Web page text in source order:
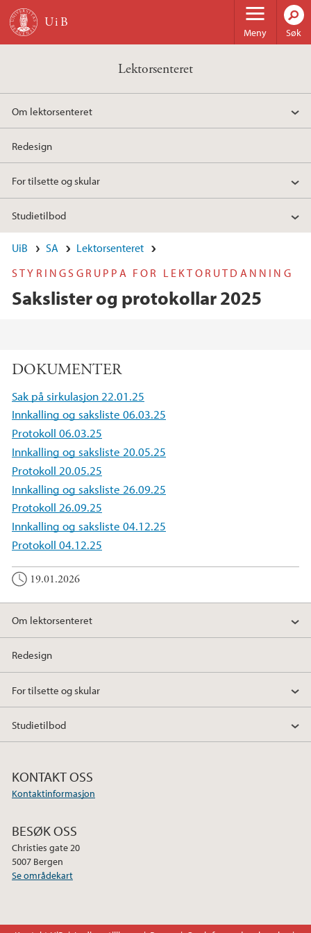
Hopp til hovedinnhold
Meny Søk
Lektorsenteret
Om lektorsenteret
Redesign
For tilsette og skular
Studietilbod
UiB SA
Lektorsenteret
STYRINGSGRUPPA FOR LEKTORUTDANNING
Sakslister og protokollar 2025
DOKUMENTER
Sak på sirkulasjon 22.01.25
Innkalling og saksliste 06.03.25
Protokoll 06.03.25
Innkalling og saksliste 20.05.25
Protokoll 20.05.25
Innkalling og saksliste 26.09.25
Protokoll 26.09.25
Innkalling og saksliste 04.12.25
Protokoll 04.12.25
19.01.2026
Om lektorsenteret
Redesign
For tilsette og skular
Studietilbod
KONTAKT OSS
Kontaktinformasjon
BESØK OSS
Christies gate 20
5007 Bergen
Se områdekart